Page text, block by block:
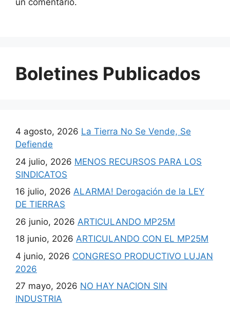
Boletines Publicados
4 agosto, 2026 La Tierra No Se Vende, Se
Defiende
24 julio, 2026 MENOS RECURSOS PARA LOS
SINDICATOS
16 julio, 2026 ALARMA! Derogación de la LEY
DE TIERRAS
26 junio, 2026 ARTICULANDO MP25M
18 junio, 2026 ARTICULANDO CON EL MP25M
4 junio, 2026 CONGRESO PRODUCTIVO LUJAN
2026
27 mayo, 2026 NO HAY NACION SIN
INDUSTRIA